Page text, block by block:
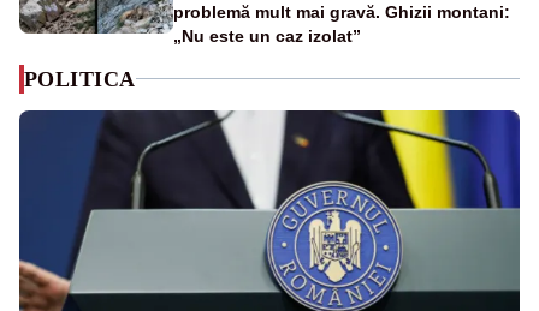
problemă mult mai gravă. Ghizii montani:
„Nu este un caz izolat”
POLITICA